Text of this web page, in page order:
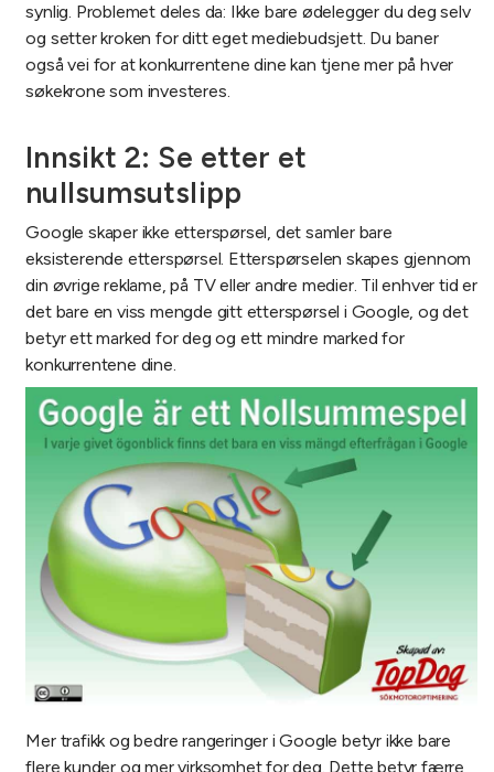
synlig. Problemet deles da: Ikke bare ødelegger du deg selv
og setter kroken for ditt eget mediebudsjett. Du baner
også vei for at konkurrentene dine kan tjene mer på hver
søkekrone som investeres.
Innsikt 2: Se etter et
nullsumsutslipp
Google skaper ikke etterspørsel, det samler bare
eksisterende etterspørsel. Etterspørselen skapes gjennom
din øvrige reklame, på TV eller andre medier. Til enhver tid er
det bare en viss mengde gitt etterspørsel i Google, og det
betyr ett marked for deg og ett mindre marked for
konkurrentene dine.
Mer trafikk og bedre rangeringer i Google betyr ikke bare
flere kunder og mer virksomhet for deg. Dette betyr færre